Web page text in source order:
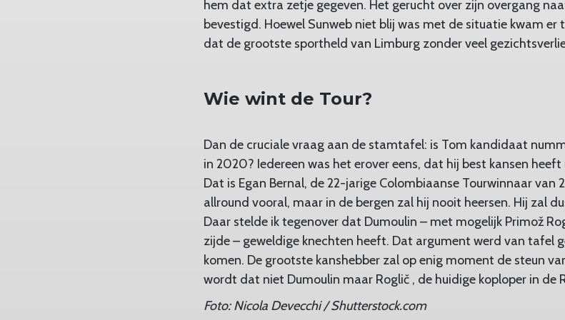
hem dat extra zetje gegeven. Het gerucht over zijn overgang
bevestigd. Hoewel Sunweb niet blij was met de situatie kwam er
dat de grootste sportheld van Limburg zonder veel
Wie wint de Tour?
Dan de cruciale vraag aan de stamtafel: is Tom kandidaat
in 2020? Iedereen was het erover eens, dat hij best kansen
Dat is Egan Bernal, de 22-jarige Colombiaanse Tourwinnaar van
allround vooral, maar in de bergen zal hij nooit heersen. Hij zal
Daar stelde ik tegenover dat Dumoulin – met mogelijk Primož
zijde – geweldige knechten heeft. Dat argument werd van tafel
komen. De grootste kanshebber zal op enig moment de steun
wordt dat niet Dumoulin maar Roglič , de huidige koploper in de
Foto: Nicola Devecchi / Shutterstock.com